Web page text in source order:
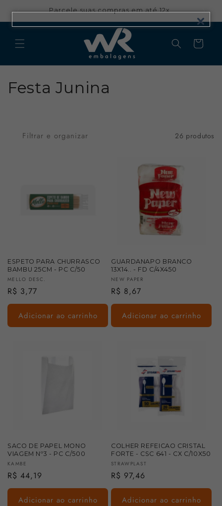
para o
conteúdo
Parcele suas compras em até 12x
Carrinho
C
Festa Junina
Filtrar e organizar 26 produtos
ESPETO PARA CHURRASCO
BAMBU 25CM - PC C/50
Fornecedor:
MELLO DESC.
Preço
normal
R$ 3,77
Adicionar ao carrinho
GUARDANAPO BRANCO
13X14.. - FD C/4X450
Fornecedor:
NEW PAPER
Preço
normal
R$ 8,67
Adicionar ao carrinho
SACO DE PAPEL MONO
VIAGEM Nº3 - PC C/500
Fornecedor:
KAMBE
Preço
normal
R$ 44,19
Adicionar ao carrinho
COLHER REFEICAO CRISTAL
FORTE - CSC 641 - CX C/10X50
Fornecedor:
STRAWPLAST
Preço
normal
R$ 97,46
Adicionar ao carrinho